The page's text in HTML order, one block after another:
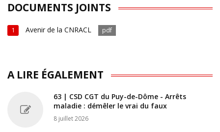
DOCUMENTS JOINTS
1 Avenir de la CNRACL pdf
A LIRE ÉGALEMENT
63 | CSD CGT du Puy-de-Dôme - Arrêts
maladie : démêler le vrai du faux
8 juillet 2026